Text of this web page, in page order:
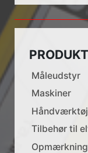
Måleudstyr
Maskiner
Håndværktøj
Tilbehør til
Opmærkning